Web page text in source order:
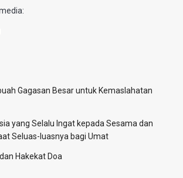
Gagasan Besar untuk Kemaslahatan
yang Selalu Ingat kepada Sesama dan
Seluas-luasnya bagi Umat
Hakekat Doa